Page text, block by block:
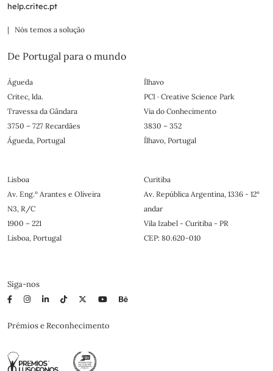
help.critec.pt
| Nós temos a solução
De Portugal para o mundo
Águeda
Critec, lda.
Travessa da Gândara
3750 – 727 Recardães
Águeda, Portugal
Ílhavo
PCI · Creative Science Park
Via do Conhecimento
3830 – 352
Ílhavo, Portugal
Lisboa
Av. Eng.º Arantes e Oliveira
N3, R/C
1900 – 221
Lisboa, Portugal
Curitiba
Av. República Argentina, 1336 - 12°
andar
Vila Izabel - Curitiba - PR
CEP: 80.620-010
Siga-nos
Prémios e Reconhecimento